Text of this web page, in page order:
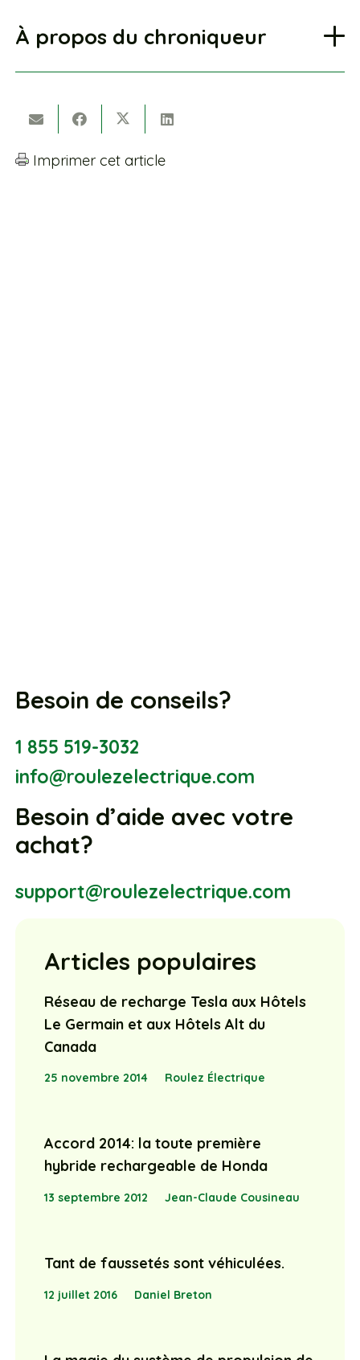
À propos du chroniqueur
Imprimer cet article
Besoin de conseils?
1 855 519-3032
info@roulezelectrique.com
Besoin d’aide avec votre
achat?
support@roulezelectrique.com
Articles populaires
Réseau de recharge Tesla aux Hôtels
Le Germain et aux Hôtels Alt du
Canada
25 novembre 2014 Roulez Électrique
Accord 2014: la toute première
hybride rechargeable de Honda
13 septembre 2012 Jean-Claude Cousineau
Tant de faussetés sont véhiculées.
12 juillet 2016 Daniel Breton